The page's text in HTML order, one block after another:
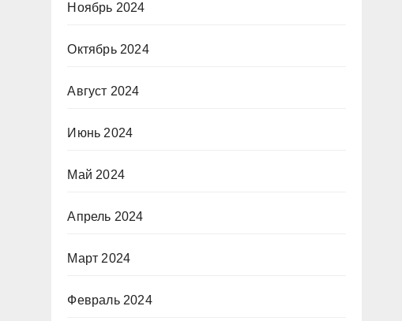
Ноябрь 2024
Октябрь 2024
Август 2024
Июнь 2024
Май 2024
Апрель 2024
Март 2024
Февраль 2024